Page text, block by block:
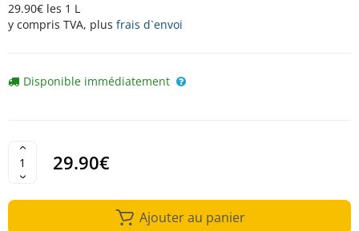
29.90€ les 1 L
y compris TVA, plus frais d`envoi
Disponible immédiatement
29.90€
Ajouter au panier